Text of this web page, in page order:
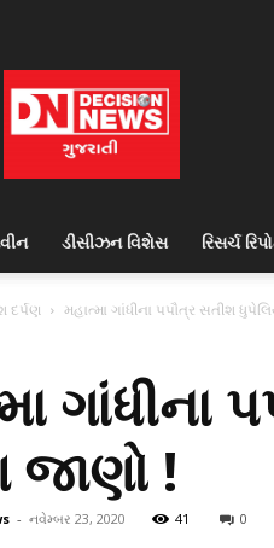
News
ડીસીઝન વિશેસ રિસર્ચ
દર્પણ મહાત્મા ગાંધીના પપૌત્ર સતીશ
જાણો !
- નવેમ્બર 23, 2020 41 0